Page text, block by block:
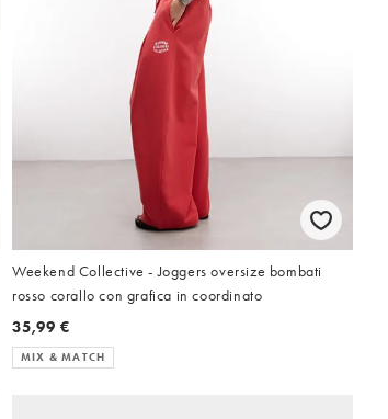
Weekend Collective - Joggers oversize bombati
rosso corallo con grafica in coordinato
35,99 €
MIX & MATCH